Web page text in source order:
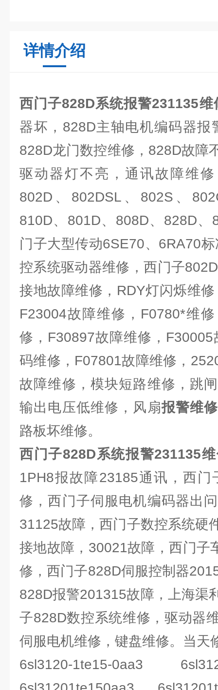
详情介绍
西门子828D系统报警231135维
器坏，828D主轴电机编码器报
828D龙门数控维修，828D故障
驱动器灯不亮，通讯故障维修
802D、802DSL、802S、
810D、801D、808D、828D
门子大型传动6SE70、6RA70
控系统驱动器维修，西门子
接地故障维修，RDY灯闪烁维
F23004故障维修，F0780*维
修，F30897故障维修，
码维修，F07801故障维修，
故障维修，模块短路维修，跳
输出电压低维修，风扇报警维修
路板坏维修。
西门子828D系统报警231135
1PH8报故障23185通讯，西门
修，西门子伺服电机编码器出
31125故障，西门子数控系统硬
接地故障，30021故障，西门子
修，西门子828D伺服控制器
828D报警201315故障，上海渠
子828D数控系统维修，驱动器
伺服电机维修，键盘维修。当天
6sl3120-1te15-0aa3